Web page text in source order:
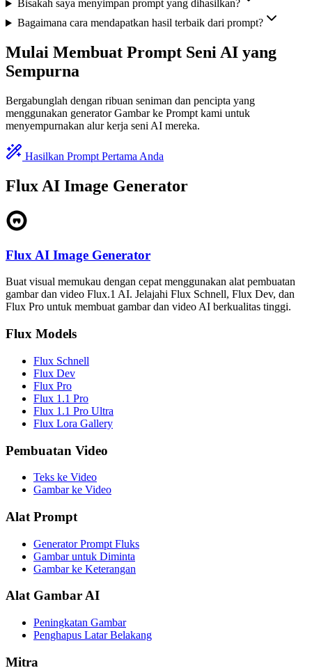
Bisakah saya menyimpan prompt yang dihasilkan?
Bagaimana cara mendapatkan hasil terbaik dari prompt?
Mulai Membuat Prompt Seni AI yang
Sempurna
Bergabunglah dengan ribuan seniman dan pencipta yang
menggunakan generator Gambar ke Prompt kami untuk
menyempurnakan alur kerja seni AI mereka.
Hasilkan Prompt Pertama Anda
Flux AI Image Generator
Flux AI Image Generator
Buat visual memukau dengan cepat menggunakan alat pembuatan
gambar dan video Flux.1 AI. Jelajahi Flux Schnell, Flux Dev, dan
Flux Pro untuk membuat gambar dan video AI berkualitas tinggi.
Flux Models
Flux Schnell
Flux Dev
Flux Pro
Flux 1.1 Pro
Flux 1.1 Pro Ultra
Flux Lora Gallery
Pembuatan Video
Teks ke Video
Gambar ke Video
Alat Prompt
Generator Prompt Fluks
Gambar untuk Diminta
Gambar ke Keterangan
Alat Gambar AI
Peningkatan Gambar
Penghapus Latar Belakang
Mitra